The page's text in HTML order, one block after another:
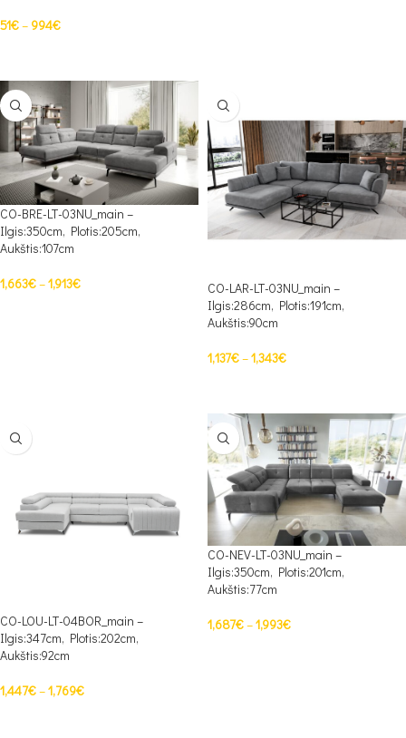
51€– 994€
CO-BRE-LT-03NU_main –
Ilgis:350cm, Plotis:205cm,
Aukštis:107cm
1,663€–1,913€
CO-LAR-LT-03NU_main –
Ilgis:286cm, Plotis:191cm,
Aukštis:90cm
1,137€–1,343€
CO-LOU-LT-04BOR_main –
Ilgis:347cm, Plotis:202cm,
Aukštis:92cm
1,447€–1,769€
CO-NEV-LT-03NU_main –
Ilgis:350cm, Plotis:201cm,
Aukštis:77cm
1,687€–1,993€